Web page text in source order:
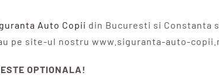
Auto Copii din Bucuresti si Constanta
pe site-ul nostru www.siguranta-auto-
OPTIONALA!